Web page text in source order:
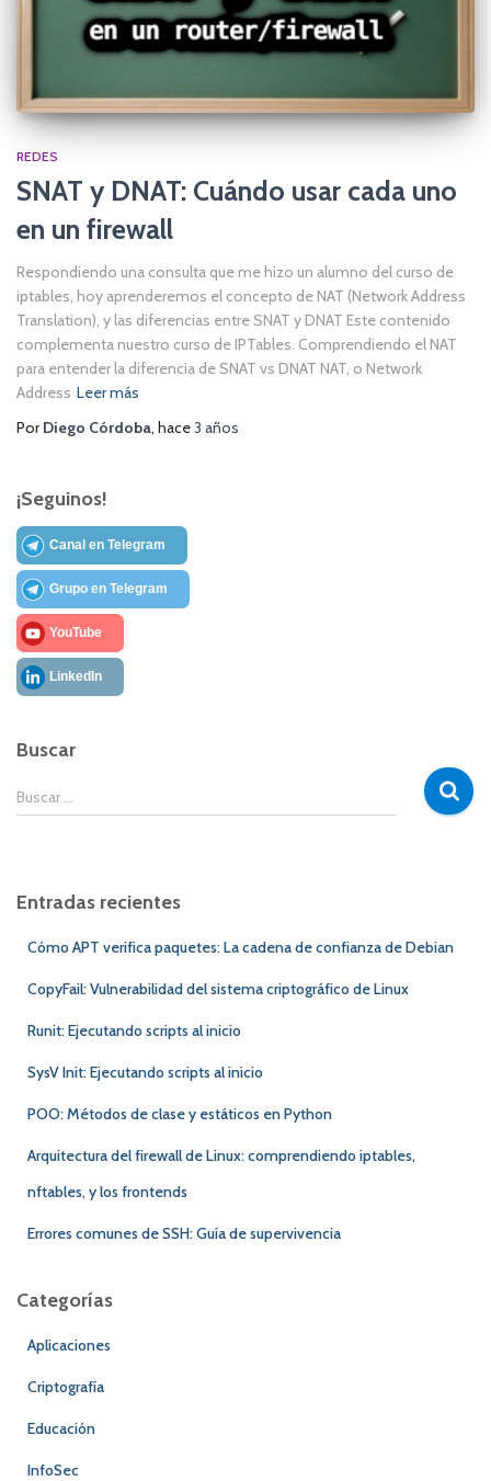
REDES
SNAT y DNAT: Cuándo usar cada uno
en un firewall
Respondiendo una consulta que me hizo un alumno del curso de
iptables, hoy aprenderemos el concepto de NAT (Network Address
Translation), y las diferencias entre SNAT y DNAT Este contenido
complementa nuestro curso de IPTables. Comprendiendo el NAT
para entender la diferencia de SNAT vs DNAT NAT, o Network
Address Leer más
PorDiego Córdoba, hace3 años
¡Seguinos!
Canal en Telegram
Grupo en Telegram
YouTube
LinkedIn
Buscar
B
u
r
Buscar …
Entradas recientes
Cómo APT verifica paquetes: La cadena de confianza de Debian
CopyFail: Vulnerabilidad del sistema criptográfico de Linux
Runit: Ejecutando scripts al inicio
SysV Init: Ejecutando scripts al inicio
POO: Métodos de clase y estáticos en Python
Arquitectura del firewall de Linux: comprendiendo iptables,
nftables, y los frontends
Errores comunes de SSH: Guía de supervivencia
Categorías
Aplicaciones
Criptografía
Educación
InfoSec